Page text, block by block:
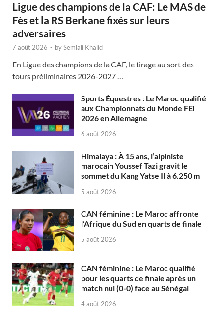
Ligue des champions de la CAF: Le MAS de
Fès et la RS Berkane fixés sur leurs
adversaires
7 août 2026 - bySemlali Khalid
En Ligue des champions de la CAF, le tirage au sort des
tours préliminaires 2026-2027 …
Sports Équestres : Le Maroc qualifié
aux Championnats du Monde FEI
2026 en Allemagne
6 août 2026
Himalaya : À 15 ans, l’alpiniste
marocain Youssef Tazi gravit le
sommet du Kang Yatse II à 6.250 m
5 août 2026
CAN féminine : Le Maroc affronte
l’Afrique du Sud en quarts de finale
5 août 2026
CAN féminine : Le Maroc qualifié
pour les quarts de finale après un
match nul (0-0) face au Sénégal
4 août 2026